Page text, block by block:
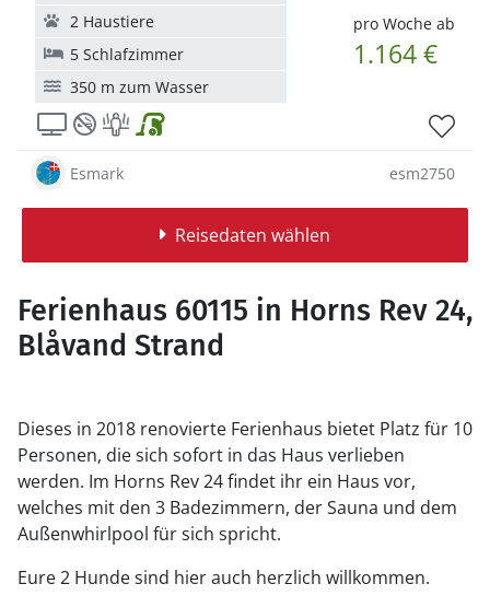
pro Woche ab
1.164 €
2 Haustiere
5 Schlafzimmer
350 m zum Wasser
Esmark esm2750
Reisedaten wählen
Ferienhaus 60115 in Horns Rev 24,
Blåvand Strand
Dieses in 2018 renovierte Ferienhaus bietet Platz für 10
Personen, die sich sofort in das Haus verlieben
werden. Im Horns Rev 24 findet ihr ein Haus vor,
welches mit den 3 Badezimmern, der Sauna und dem
Außenwhirlpool für sich spricht.
Eure 2 Hunde sind hier auch herzlich willkommen.